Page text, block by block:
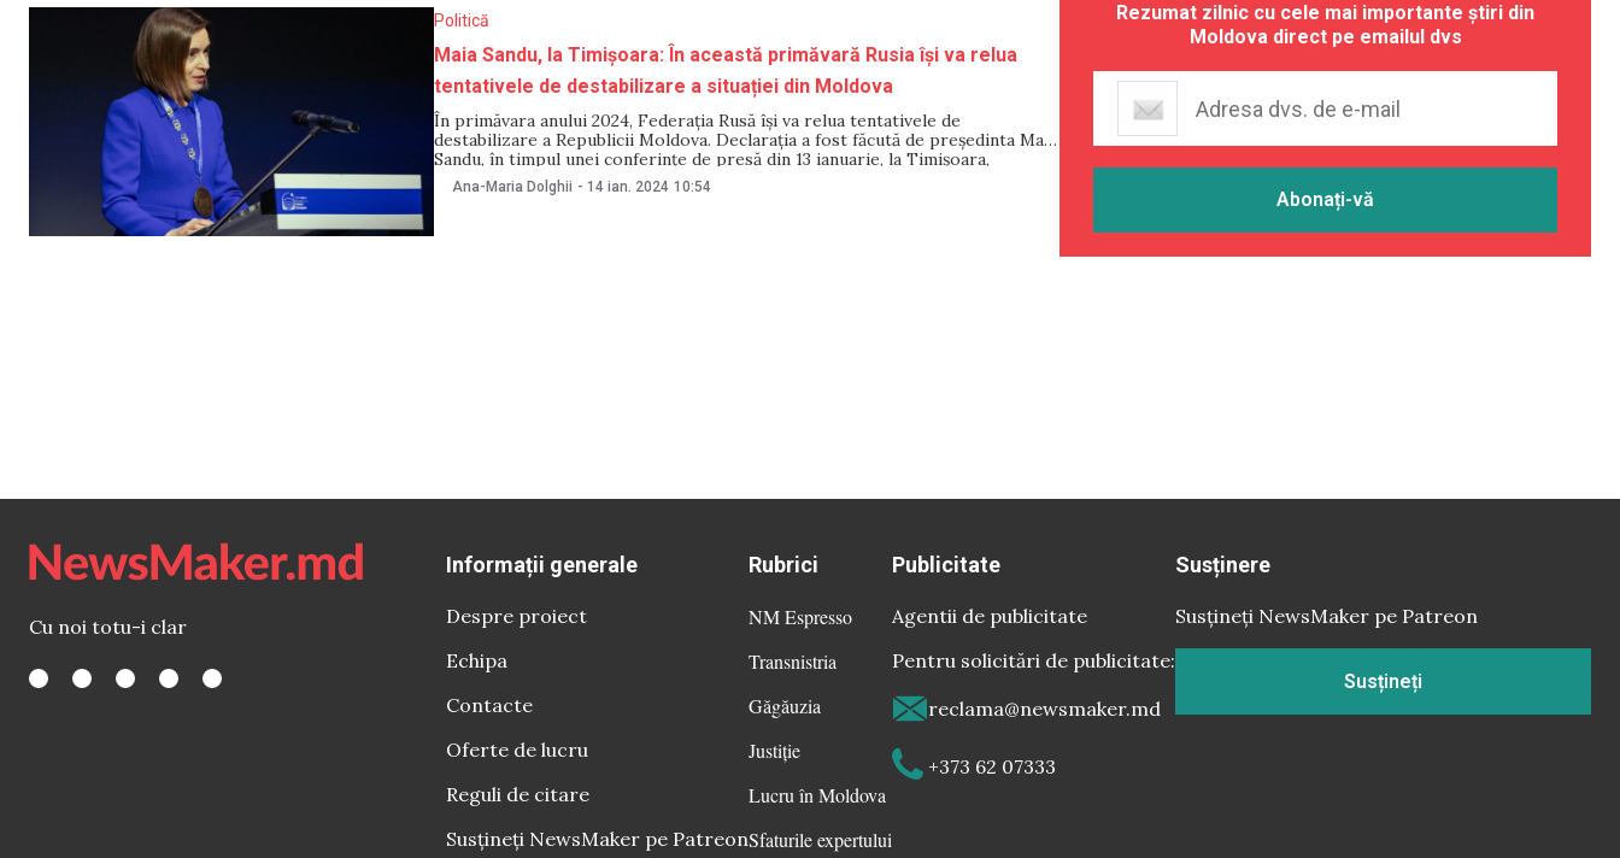
Politică
Maia Sandu, la Timișoara: În această primăvară Rusia își va relua
tentativele de destabilizare a situației din Moldova
În primăvara anului 2024, Federația Rusă își va relua tentativele de
destabilizare a Republicii Moldova. Declarația a fost făcută de președinta Maia
Sandu, în timpul unei conferințe de presă din 13 ianuarie, la Timișoara,
relatează Agerpres. „În toată această perioadă, Rusia a încercat să
destabilizeze ordinea şi puterea de la
Ana-Maria Dolghii - 14 ian. 2024 10:54
Rezumat zilnic cu cele mai importante știri din
Moldova direct pe emailul dvs
Cu noi totu-i clar
Informații generale
Despre proiect
Echipa
Contacte
Oferte de lucru
Reguli de citare
Susțineți NewsMaker pe Patreon
Rubrici
NM Espresso
Transnistria
Găgăuzia
Justiție
Lucru în Moldova
Sfaturile expertului
Publicitate
Agentii de publicitate
Pentru solicitări de publicitate:
reclama@newsmaker.md
+373 62 07333
Susținere
Susțineți NewsMaker pe Patreon
Susțineți